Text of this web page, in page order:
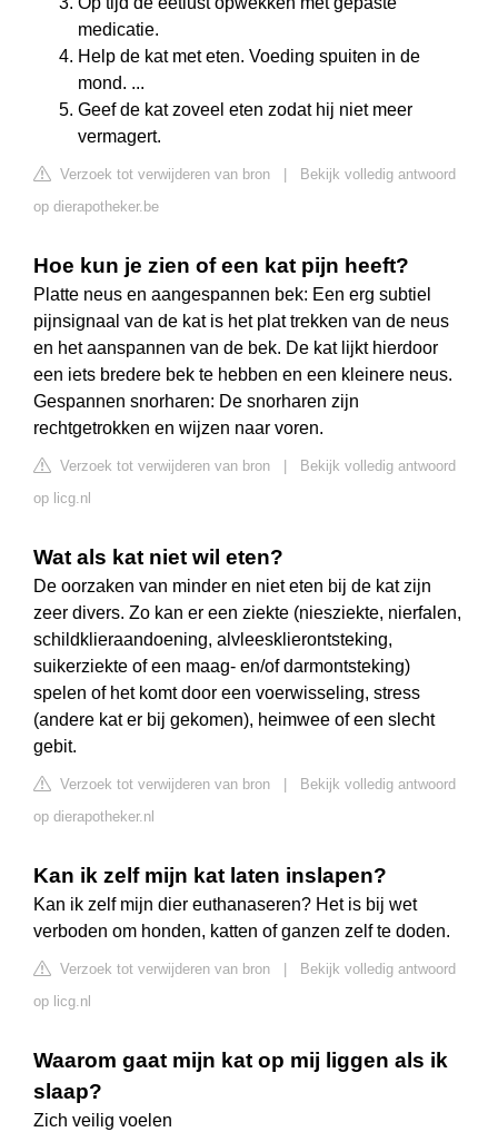
medicatie.
Help de kat met eten. Voeding spuiten in de
mond. ...
Geef de kat zoveel eten zodat hij niet meer
vermagert.
Verzoek tot verwijderen van bron
Bekijk volledig antwoord
op dierapotheker.be
Hoe kun je zien of een kat pijn heeft?
Platte neus en aangespannen bek: Een erg subtiel
pijnsignaal van de kat is het plat trekken van de neus
en het aanspannen van de bek. De kat lijkt hierdoor
een iets bredere bek te hebben en een kleinere neus.
Gespannen snorharen: De snorharen zijn
rechtgetrokken en wijzen naar voren.
Verzoek tot verwijderen van bron
Bekijk volledig antwoord
op licg.nl
Wat als kat niet wil eten?
De oorzaken van minder en niet eten bij de kat zijn
zeer divers. Zo kan er een ziekte (niesziekte, nierfalen,
schildklieraandoening, alvleesklierontsteking,
suikerziekte of een maag- en/of darmontsteking)
spelen of het komt door een voerwisseling, stress
(andere kat er bij gekomen), heimwee of een slecht
gebit.
Verzoek tot verwijderen van bron
Bekijk volledig antwoord
op dierapotheker.nl
Kan ik zelf mijn kat laten inslapen?
Kan ik zelf mijn dier euthanaseren? Het is bij wet
verboden om honden, katten of ganzen zelf te doden.
Verzoek tot verwijderen van bron
Bekijk volledig antwoord
op licg.nl
Waarom gaat mijn kat op mij liggen als ik
slaap?
Zich veilig voelen